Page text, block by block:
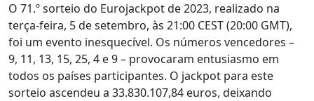
O 71.º sorteio do Eurojackpot de 2023, realizado na
terça-feira, 5 de setembro, às 21:00 CEST (20:00 GMT),
foi um evento inesquecível. Os números vencedores –
9, 11, 13, 15, 25, 4 e 9 – provocaram entusiasmo em
todos os países participantes. O jackpot para este
sorteio ascendeu a 33.830.107,84 euros, deixando